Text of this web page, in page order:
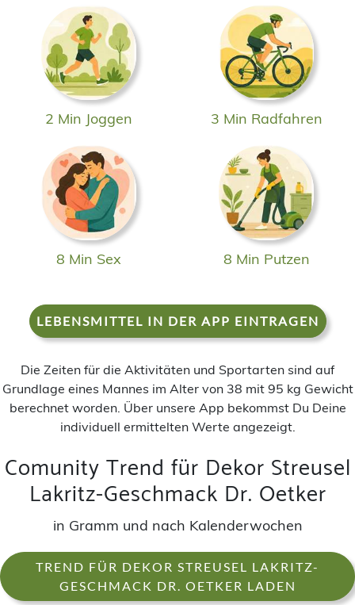
2 Min Joggen 3 Min Radfahren
8 Min Sex 8 Min Putzen
LEBENSMITTEL IN DER APP EINTRAGEN
Die Zeiten für die Aktivitäten und Sportarten sind auf
Grundlage eines Mannes im Alter von 38 mit 95 kg Gewicht
berechnet worden. Über unsere App bekommst Du Deine
individuell ermittelten Werte angezeigt.
Comunity Trend für Dekor Streusel
Lakritz-Geschmack Dr. Oetker
in Gramm und nach Kalenderwochen
TREND FÜR DEKOR STREUSEL LAKRITZ-
GESCHMACK DR. OETKER LADEN